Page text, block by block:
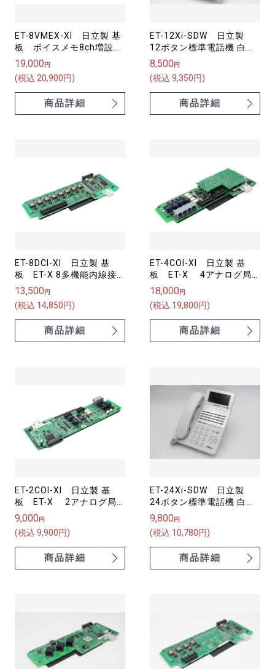
ET-8VMEX-XI 日立製 基
板 ボイスメモ8ch増設ユ
ニット【中古品】
19,000 円
(税込 20,900円)
商品詳細
ET-12Xi-SDW 日立製
12ボタン標準電話機 白
ET-X
8,500 円
(税込 9,350円)
商品詳細
ET-8DCI-XI 日立製 基
板 ET-X 8多機能内線接
続ユニット【中古品】
13,500 円
(税込 14,850円)
商品詳細
ET-4COI-XI 日立製 基
板 ET-X 4アナログ局
線ユニット【中古品】
18,000 円
(税込 19,800円)
商品詳細
ET-2COI-XI 日立製 基
板 ET-X 2アナログ局
線ユニット【中古】
9,000 円
(税込 9,900円)
商品詳細
ET-24Xi-SDW 日立製
24ボタン標準電話機 白
ET-X
9,800 円
(税込 10,780円)
商品詳細